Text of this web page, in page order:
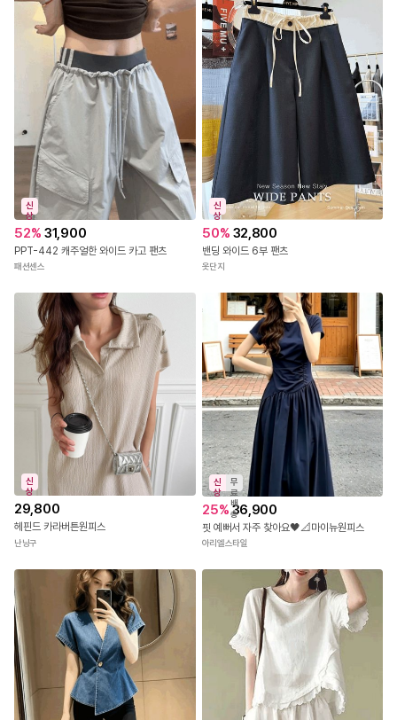
신
상
52% 31,900
PPT-442 캐주얼한 와이드 카고 팬츠
패션센스
신
상
50% 32,800
밴딩 와이드 6부 팬츠
옷단지
신
상
29,800
헤핀드 카라버튼원피스
난닝구
신
상
무
료
배
송
25%36,900
핏 예뻐서 자주 찾아요🖤📐마이뉴원피스
아리엘스타일